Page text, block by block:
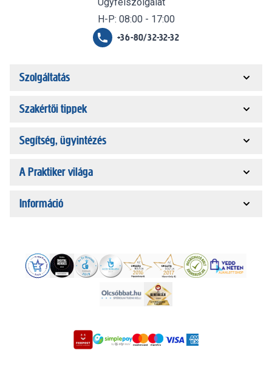
H-P: 08:00 - 17:00
+36-80/32-32-32
Szolgáltatás
Szakértői tippek
Segítség, ügyintézés
A Praktiker világa
Információ